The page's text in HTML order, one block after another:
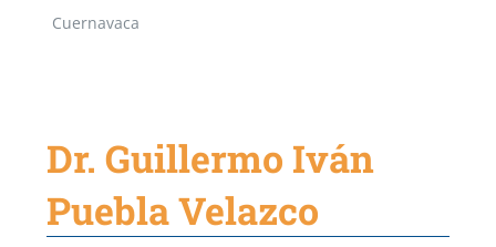
Cuernavaca
Dr. Guillermo Iván
Puebla Velazco